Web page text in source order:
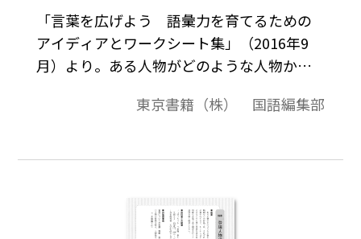
「言葉を広げよう 語彙力を育てるための
アイディアとワークシート集」（2016年9
月）より。ある人物がどのような人物かを
作品では、それぞれの人物の具体的な行動
まざまな心情とともに、性格や考え方など
れらの特徴を的確な言葉で表す練習を行う
ことで、人物像を表す語彙を増やし、語感
東京書籍（株） 国語編集部